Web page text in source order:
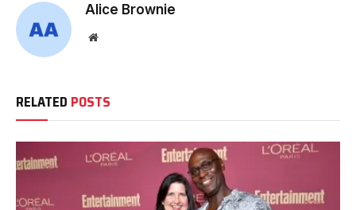
Alice Brownie
Website
RELATED POSTS